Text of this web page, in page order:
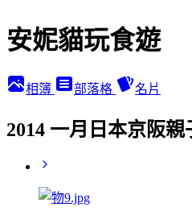
安妮貓玩食遊
相簿 部落格 名片
2014 一月日本京阪親